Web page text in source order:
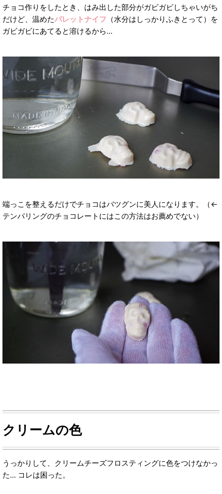
チョコ作りをしたとき、はみ出した部分がガビガビしちゃいがち
だけど、温めたパレットナイフ （水分はしっかりふきとって）を
ガビガビにあてると溶けるから...
端っこを整えるだけでチョコはバツグンに美人になります。（←
テンパリングのチョコレートにはこの方法はお薦めでない）
クリームの色
うっかりして、クリームチーズフロスティングに色をつけなかっ
た... コレは困った。